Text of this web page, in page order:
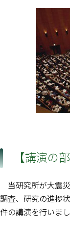
【講演の部
当研究所が大震
調査、研究の進捗
件の講演を行いまし